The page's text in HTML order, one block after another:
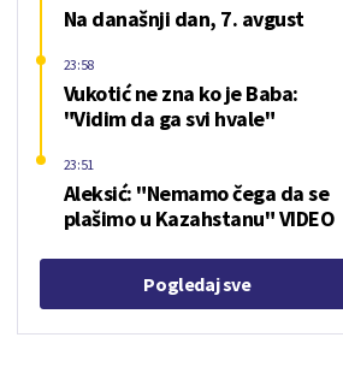
Na današnji dan, 7. avgust
Vukotić ne zna ko je Baba:
"Vidim da ga svi hvale"
23:58
Aleksić: "Nemamo čega da se
plašimo u Kazahstanu" VIDEO
23:51
Pogledaj sve